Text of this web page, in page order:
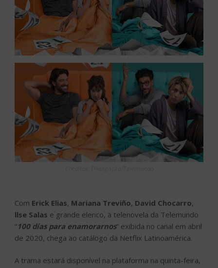
Com Erick Elias, Mariana Treviño, David Chocarro,
llse Salas e grande elenco, a telenovela da Telemundo
“100 días para enamorarnos” exibida no canal em abril
de 2020, chega ao catálogo da Netflix Latinoamérica.
A trama estará disponível na plataforma na quinta-feira,